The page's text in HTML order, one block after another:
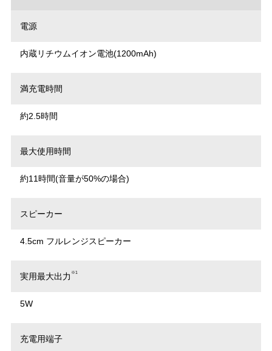
電源
内蔵リチウムイオン電池(1200mAh)
満充電時間
約2.5時間
最大使用時間
約11時間(音量が50%の場合)
スピーカー
4.5cm フルレンジスピーカー
実用最大出力 ※1
5W
充電用端子